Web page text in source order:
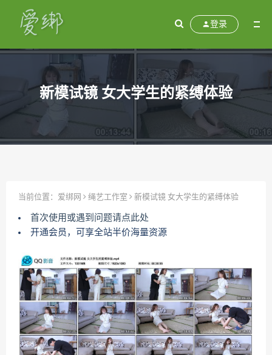
登录
新模试镜 女大学生的紧缚体验
当前位置： 爱绑网 绳艺工作室 新模试镜 女大学生的紧缚体验
首次使用或遇到问题请点此处
开通会员，可享全站半价海量资源